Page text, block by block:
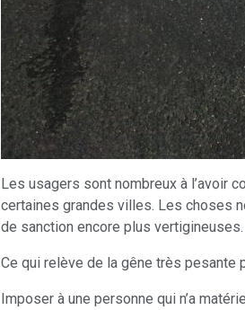
Les usagers sont nombreux à l’avoir
certaines grandes villes. Les choses
de sanction encore plus vertigineuses.
Ce qui relève de la gêne très pesante
Imposer à une personne qui n’a